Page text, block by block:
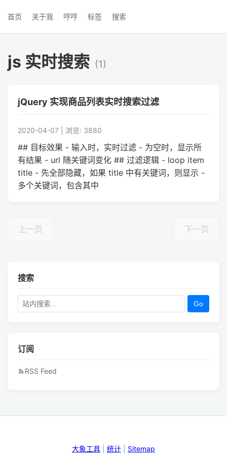
首页 关于我 哼哼 标签 搜索
js 实时搜索 (1)
jQuery 实现商品列表实时搜索过滤
2020-04-07 | 浏览: 3880
## 目标效果 - 输入时，实时过滤 - 为空时，显示所
有结果 - url 随关键词变化 ## 过滤逻辑 - loop item
title - 先全部隐藏，如果 title 中有关键词，则显示 -
多个关键词，包含其中
上一页 下一页
搜索
Go
订阅
RSS Feed
大象工具 统计 Sitemap